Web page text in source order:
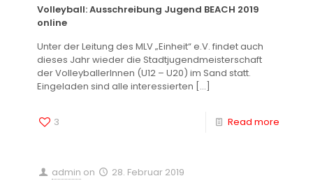
Volleyball: Ausschreibung Jugend BEACH 2019
online
Unter der Leitung des MLV „Einheit“ e.V. findet auch
dieses Jahr wieder die Stadtjugendmeisterschaft
der VolleyballerInnen (U12 – U20) im Sand statt.
Eingeladen sind alle interessierten […]
3 Read more
admin on
28. Februar 2019